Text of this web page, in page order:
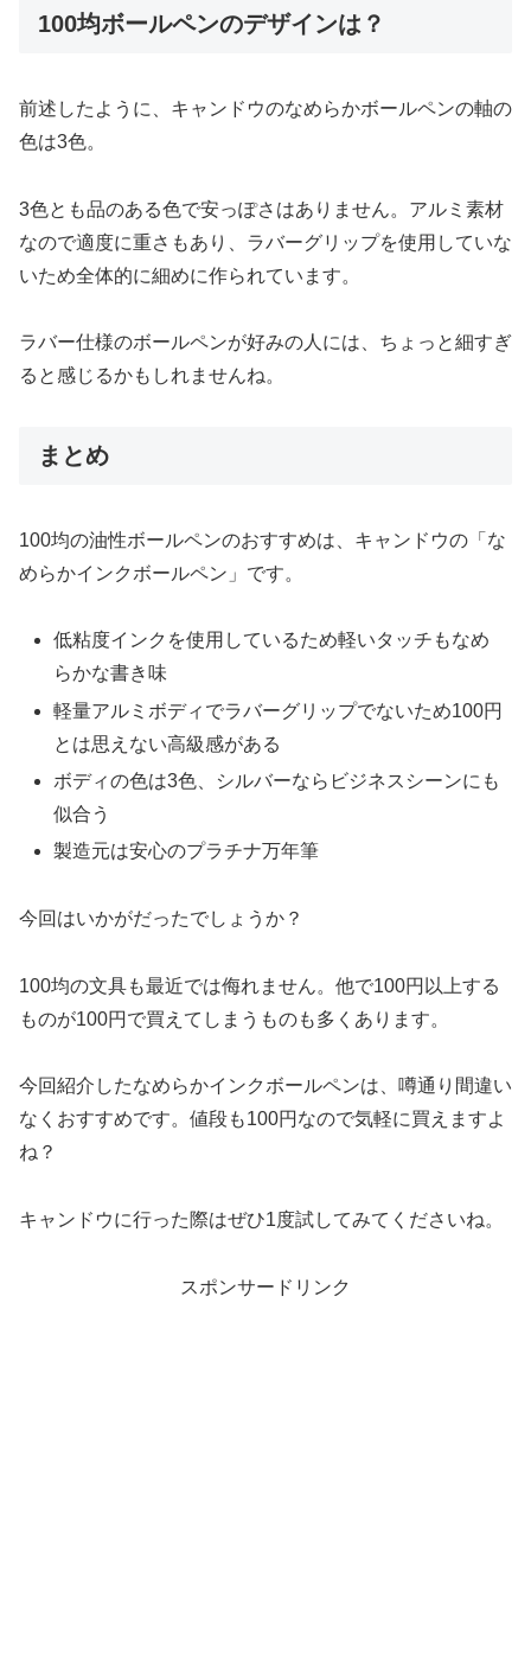
100均ボールペンのデザインは？
前述したように、キャンドウのなめらかボールペンの軸の
色は3色。
3色とも品のある色で安っぽさはありません。アルミ素材
なので適度に重さもあり、ラバーグリップを使用していな
いため全体的に細めに作られています。
ラバー仕様のボールペンが好みの人には、ちょっと細すぎ
ると感じるかもしれませんね。
まとめ
100均の油性ボールペンのおすすめは、キャンドウの「な
めらかインクボールペン」です。
低粘度インクを使用しているため軽いタッチもなめ
らかな書き味
軽量アルミボディでラバーグリップでないため100円
とは思えない高級感がある
ボディの色は3色、シルバーならビジネスシーンにも
似合う
製造元は安心のプラチナ万年筆
今回はいかがだったでしょうか？
100均の文具も最近では侮れません。他で100円以上する
ものが100円で買えてしまうものも多くあります。
今回紹介したなめらかインクボールペンは、噂通り間違い
なくおすすめです。値段も100円なので気軽に買えますよ
ね？
キャンドウに行った際はぜひ1度試してみてくださいね。
スポンサードリンク